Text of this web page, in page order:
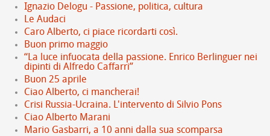
Ignazio Delogu - Passione, politica, cultura
Le Audaci
Caro Alberto, ci piace ricordarti così.
Buon primo maggio
“La luce infuocata della passione. Enrico Berlinguer nei
dipinti di Alfredo Caffarri”
Buon 25 aprile
Ciao Alberto, ci mancherai!
Crisi Russia-Ucraina. L'intervento di Silvio Pons
Ciao Alberto Marani
Mario Gasbarri, a 10 anni dalla sua scomparsa